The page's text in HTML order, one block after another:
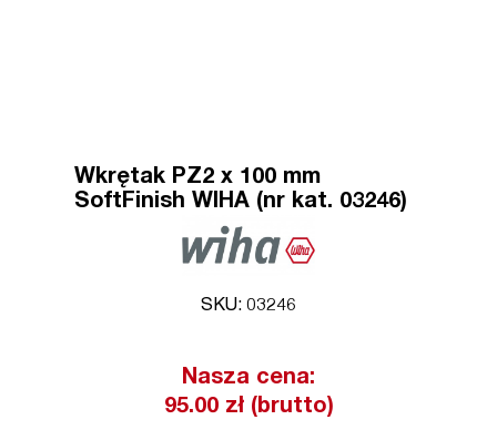
Wkrętak PZ2 x 100 mm
SoftFinish WIHA (nr kat. 03246)
SKU: 03246
Nasza cena:
95.00 zł (brutto)